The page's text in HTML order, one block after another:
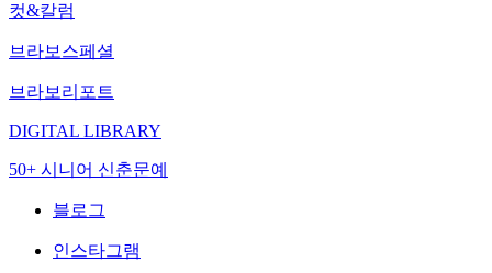
컷&칼럼
브라보스페셜
브라보리포트
DIGITAL LIBRARY
50+ 시니어 신춘문예
블로그
인스타그램